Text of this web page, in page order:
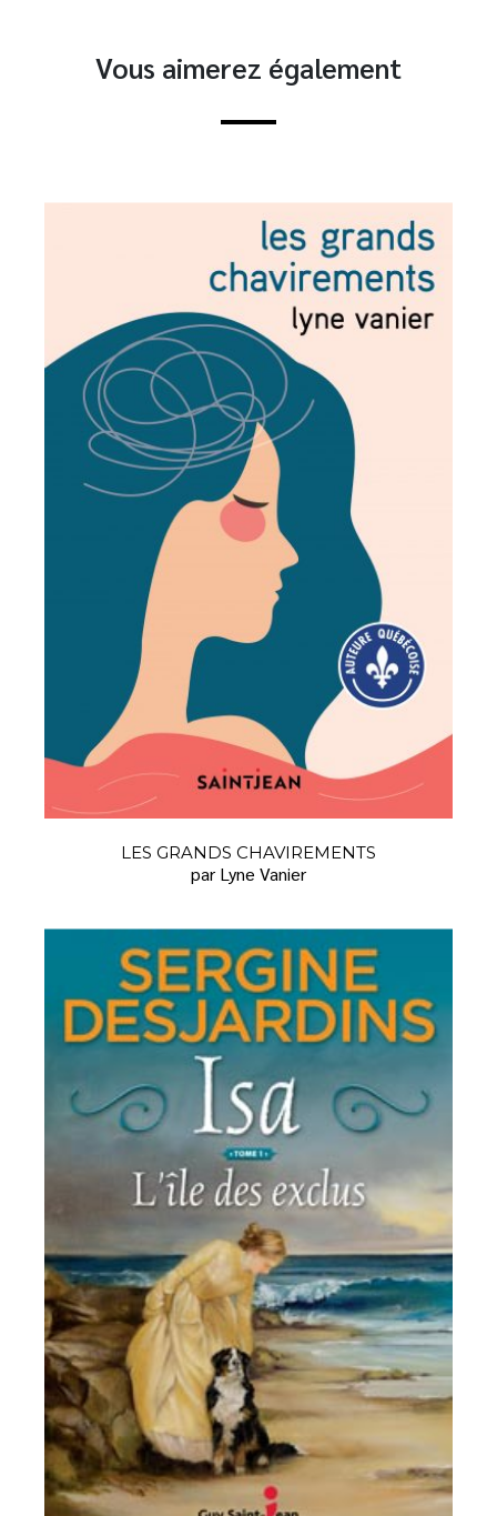
Vous aimerez également
LES GRANDS CHAVIREMENTS
par Lyne Vanier